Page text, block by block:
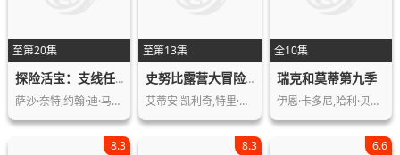
至第20集
探险活宝：支线任务
萨沙·奈特,约翰·迪·马吉欧,汤姆·肯…
至第13集
史努比露营大冒险第二季
艾蒂安·凯利奇,特里·迈古林,罗伯特·…
全10集
瑞克和莫蒂第九季
伊恩·卡多尼,哈利·贝尔登,萨拉·乔克…
8.3 8.3 6.6